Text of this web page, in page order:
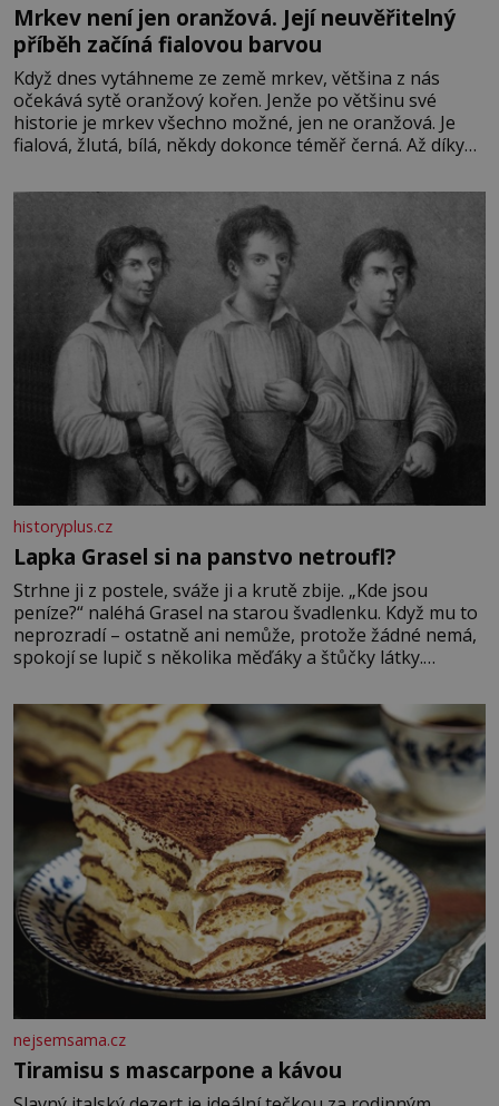
Mrkev není jen oranžová. Její neuvěřitelný
příběh začíná fialovou barvou
Když dnes vytáhneme ze země mrkev, většina z nás
očekává sytě oranžový kořen. Jenže po většinu své
historie je mrkev všechno možné, jen ne oranžová. Je
fialová, žlutá, bílá, někdy dokonce téměř černá. Až díky
bez které si českou zahradu ani nedokážeme představit.
historyplus.cz
Lapka Grasel si na panstvo netroufl?
Strhne ji z postele, sváže ji a krutě zbije. „Kde jsou
peníze?“ naléhá Grasel na starou švadlenku. Když mu to
neprozradí – ostatně ani nemůže, protože žádné nemá,
spokojí se lupič s několika měďáky a štůčky látky.
krutý. Jeho činy budí hrůzu ještě dlouho po jeho smrti
nejsemsama.cz
Tiramisu s mascarpone a kávou